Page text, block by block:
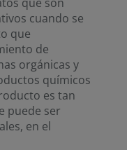
cuando se
que
de
orgánicas y
químicos
es tan
puede ser
en el